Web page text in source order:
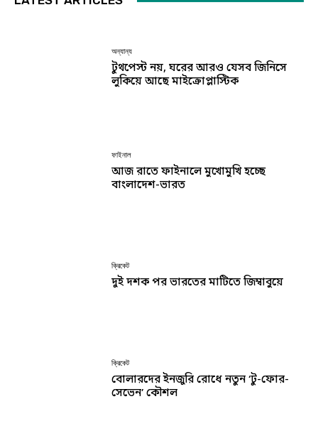
অন্যান্য
টুথপেস্ট নয়, ঘরের আরও যেসব জিনিসে
লুকিয়ে আছে মাইক্রোপ্লাস্টিক
ফাইনাল
আজ রাতে ফাইনালে মুখোমুখি হচ্ছে
বাংলাদেশ-ভারত
ক্রিকেট
দুই দশক পর ভারতের মাটিতে জিম্বাবুয়ে
ক্রিকেট
বোলারদের ইনজুরি রোধে নতুন ‘টু-ফোর-
সেভেন’ কৌশল